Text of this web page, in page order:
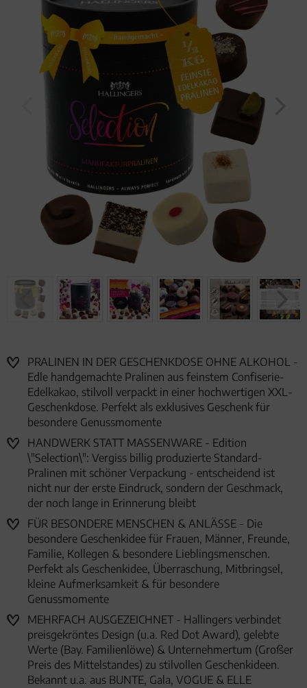
PRALINEN IN DER GESCHENKDOSE OHNE ALKOHOL -
Edle handgemachte Pralinen aus feinstem Confiserie-
Edelkakao, stilvoll verpackt in einer hochwertigen XXL-
Geschenkdose. Perfekt als exklusives Geschenk für
besondere Genussmomente
HANDWERK STATT MASSENWARE - Edition
\"Selection\": Vergiss billig produzierte Standard-
Pralinen mit schöner Verpackung - entscheidend ist
nicht nur der erste Eindruck, sondern der Geschmack,
der noch lange in Erinnerung bleibt
FÜR BESONDERE MENSCHEN & ANLÄSSE - Die
besondere Geschenkidee für Frauen, Männer, Freunde,
Familie, Kollegen & besondere Lieblingsmenschen.
Perfekt als Geschenkidee, Überraschung, Mitbringsel,
kleine Aufmerksamkeit & für besondere
Genussmomente
MEHRFACH AUSGEZEICHNET - Hallingers verbindet
preisgekröntes Design (u.a. Red Dot Award), gelebte
Werte (Bay. Familienlöwe) & Unternehmertum (Großer
Preis des Mittelstandes) zu stilvollen Geschenkideen.
Bekannt u.a. aus BUNTE, Gala, VOGUE & ELLE
Geburtstag